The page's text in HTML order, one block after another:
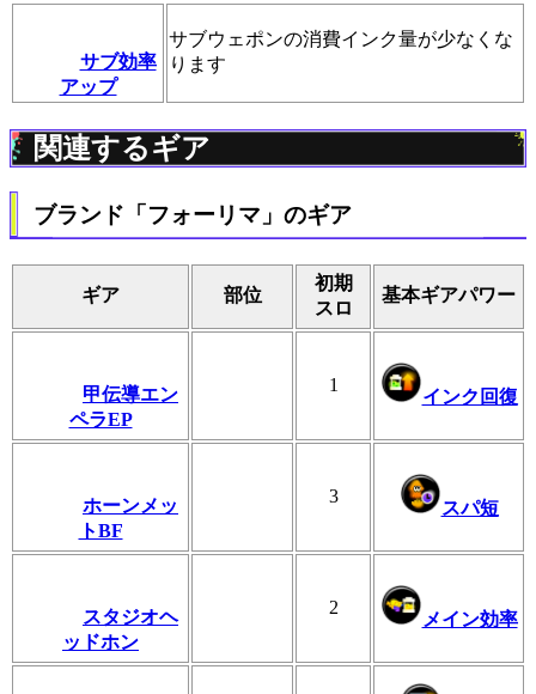
サブ効率
アップ
サブウェポンの消費インク量が少なくな
ります
関連するギア
ブランド「フォーリマ」のギア
ギア 部位
初期
スロ
基本ギアパワー
甲伝導エン
ペラEP
1
インク回復
ホーンメッ
トBF
3
スパ短
スタジオヘ
ッドホン
2
メイン効率